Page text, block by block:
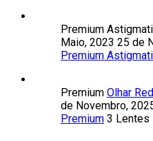
Premium
Maio, 2023 25 de
Premium
Premium Olhar
de Novembro,
Premium 3 Lentes